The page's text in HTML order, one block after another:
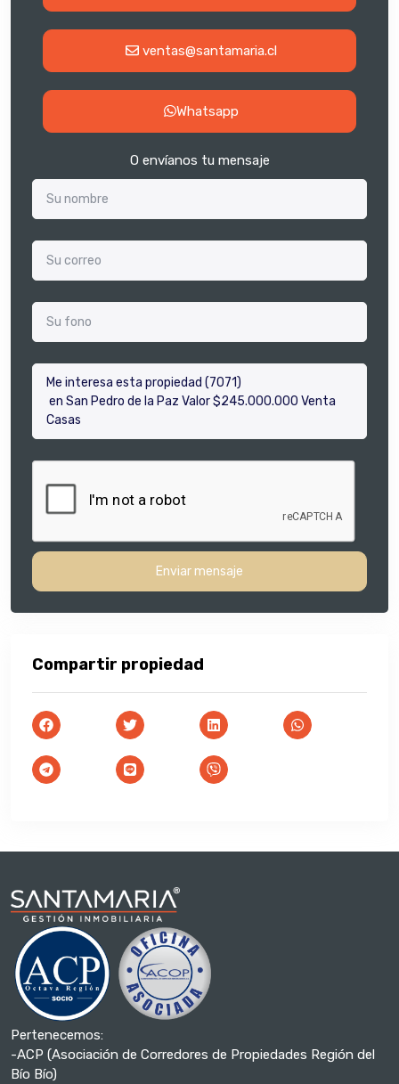
ventas@santamaria.cl
Whatsapp
O envíanos tu mensaje
Enviar mensaje
Compartir propiedad
Pertenecemos:
-ACP (Asociación de Corredores de Propiedades Región del
Bío Bío)